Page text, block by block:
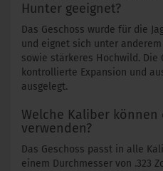
Hunter geeignet?
Das Geschoss wurde für die
und eignet sich unter
sowie stärkeres Hochwild. Die
kontrollierte Expansion und
ausgelegt.
Welche Kaliber können
verwenden?
Das Geschoss passt in alle
einem Durchmesser von .323